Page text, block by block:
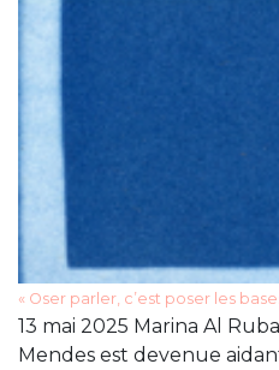
« Oser parler, c’est poser les
13 mai 2025 Marina Al
Mendes est devenue